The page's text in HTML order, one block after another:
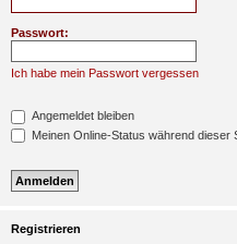
Passwort:
Ich habe mein Passwort vergessen
Angemeldet bleiben
Meinen Online-Status während dieser
Registrieren